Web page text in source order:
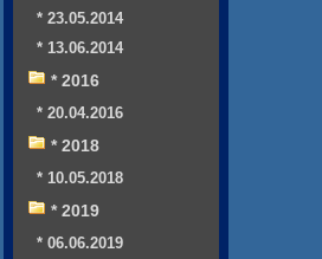
* 23.05.2014
* 13.06.2014
* 2016
* 20.04.2016
* 2018
* 10.05.2018
* 2019
* 06.06.2019